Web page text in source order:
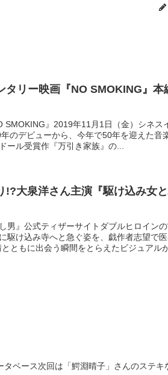
タリー映画『NO SMOKING』本
SMOKING』2019年11月1日（金）シネス
のデビューから、今年で50年を迎えた音
ール受賞作『万引き家族』の...
!?大泉洋さん主演『駆け込み女
男』公式ティザーサイトダブルヒロイン
駆け込み寺へと急ぐ姿を、戯作者志望で
ともに出会う瞬間をとらえたビジュアル
タベース次回は「鰐淵晴子」さんのステキ